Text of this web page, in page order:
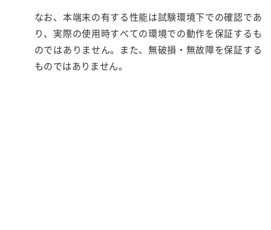
なお、本端末の有する性能は試験環境下での確認であ
り、実際の使用時すべての環境での動作を保証するも
のではありません。また、無破損・無故障を保証する
ものではありません。